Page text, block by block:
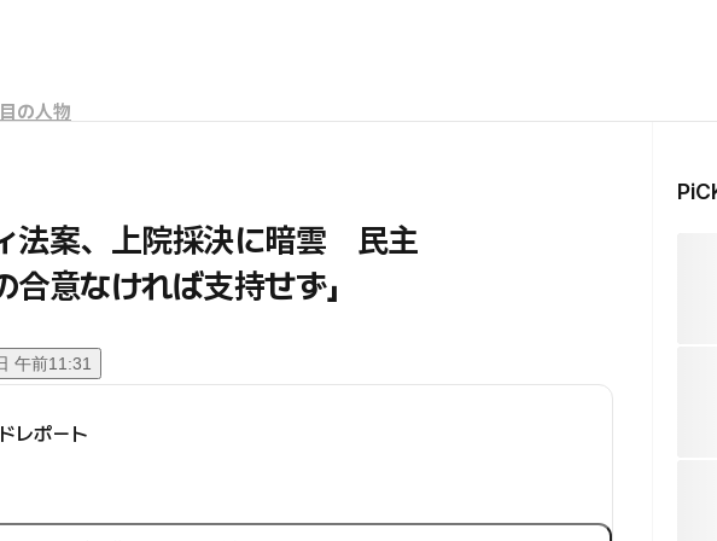
の人物
法案、上院採決に暗雲 民主
合意なければ支持せず」
午前11:31
レポート